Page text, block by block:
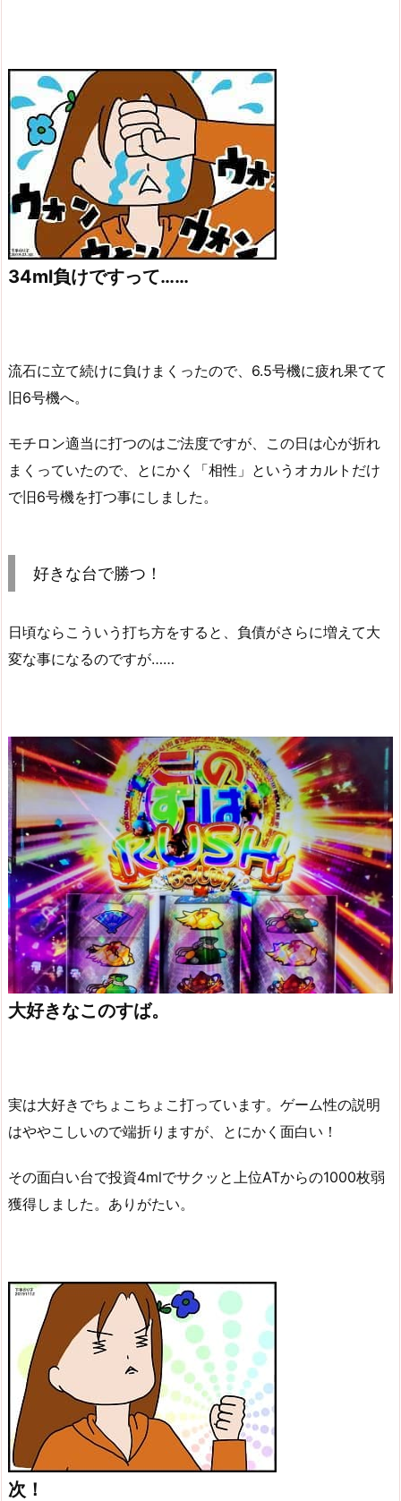
34ml負けですって……
流石に立て続けに負けまくったので、6.5号機に疲れ果てて
旧6号機へ。
モチロン適当に打つのはご法度ですが、この日は心が折れ
まくっていたので、とにかく「相性」というオカルトだけ
で旧6号機を打つ事にしました。
好きな台で勝つ！
日頃ならこういう打ち方をすると、負債がさらに増えて大
変な事になるのですが……
大好きなこのすば。
実は大好きでちょこちょこ打っています。ゲーム性の説明
はややこしいので端折りますが、とにかく面白い！
その面白い台で投資4mlでサクッと上位ATからの1000枚弱
獲得しました。ありがたい。
次！